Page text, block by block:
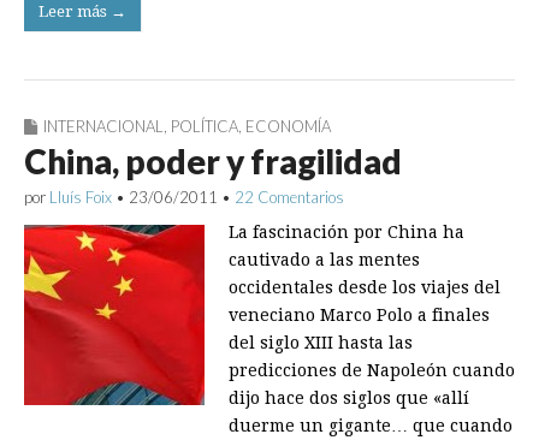
Leer más →
INTERNACIONAL POLÍTICA ECONOMÍA
China, poder y fragilidad
por Lluís Foix • 23/06/2011 • 22 Comentarios
La fascinación por China ha
cautivado a las mentes
occidentales desde los viajes del
veneciano Marco Polo a finales
del siglo XIII hasta las
predicciones de Napoleón cuando
dijo hace dos siglos que «allí
duerme un gigante… que cuando